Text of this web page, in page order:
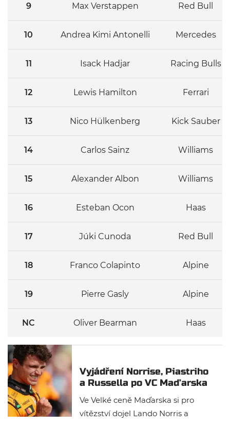
9 Max Verstappen Red Bull
10 Andrea Kimi Antonelli Mercedes
11 Isack Hadjar Racing Bulls
12 Lewis Hamilton Ferrari
13 Nico Hülkenberg Kick Sauber
14 Carlos Sainz Williams
15 Alexander Albon Williams
16 Esteban Ocon Haas
17 Júki Cunoda Red Bull
18 Franco Colapinto Alpine
19 Pierre Gasly Alpine
NC Oliver Bearman Haas
Vyjádření Norrise, Piastriho
a Russella po VC Maďarska
Ve Velké ceně Maďarska si pro
vítězství dojel Lando Norris a